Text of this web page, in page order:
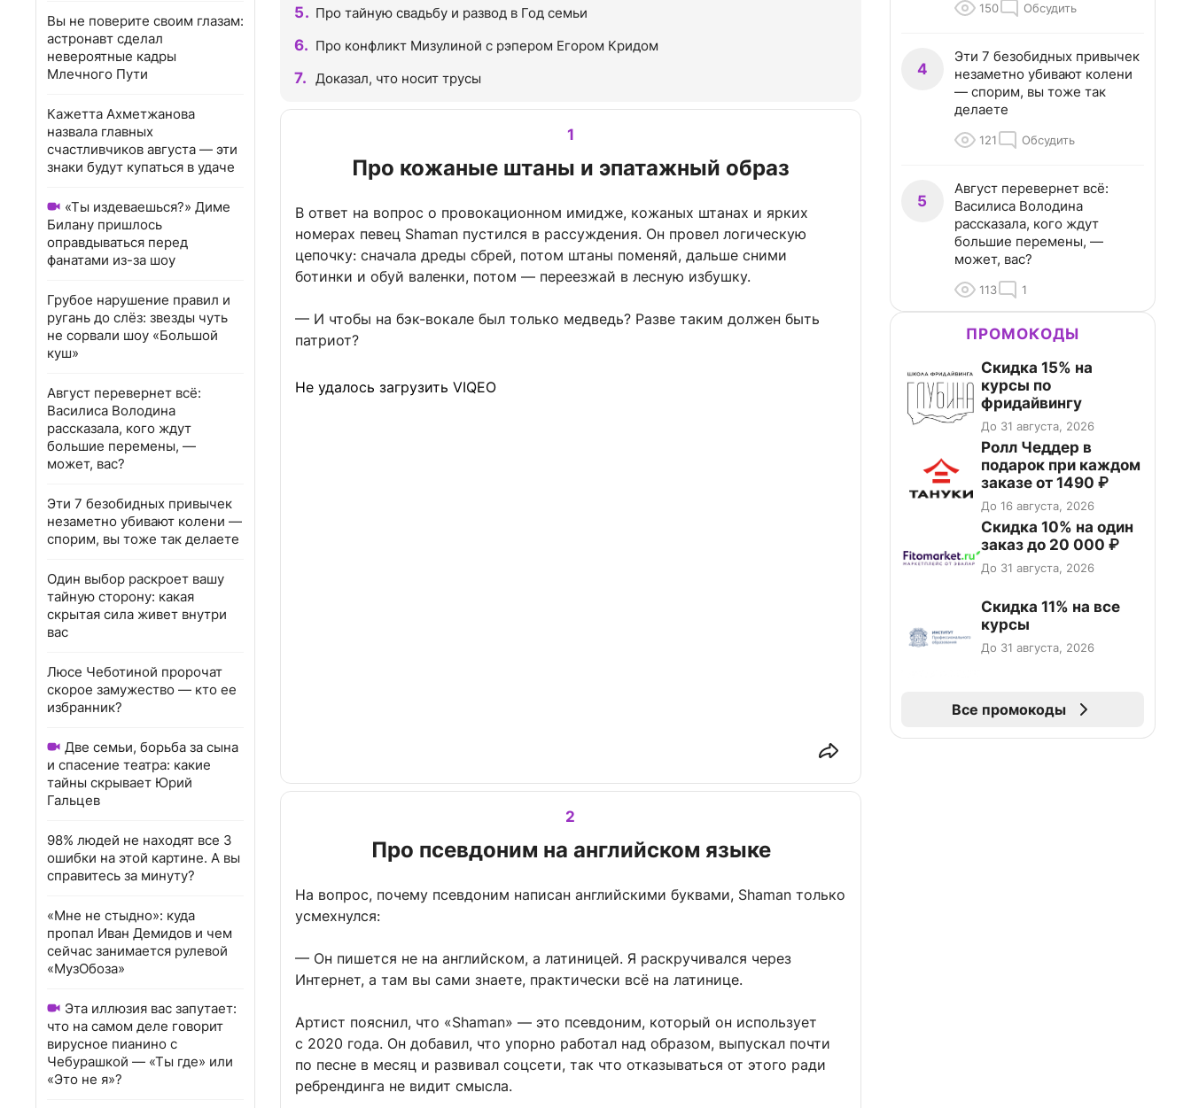
Вы не поверите своим глазам:
астронавт сделал
невероятные кадры
Млечного Пути
Кажетта Ахметжанова
назвала главных
счастливчиков августа — эти
знаки будут купаться в удаче
«Ты издеваешься?» Диме
Билану пришлось
оправдываться перед
фанатами из-за шоу
Грубое нарушение правил и
ругань до слёз: звезды чуть
не сорвали шоу «Большой
куш»
Август перевернет всё:
Василиса Володина
рассказала, кого ждут
большие перемены, —
может, вас?
Эти 7 безобидных привычек
незаметно убивают колени —
спорим, вы тоже так делаете
Один выбор раскроет вашу
тайную сторону: какая
скрытая сила живет внутри
вас
Люсе Чеботиной пророчат
скорое замужество — кто ее
избранник?
Две семьи, борьба за сына
и спасение театра: какие
тайны скрывает Юрий
Гальцев
98% людей не находят все 3
ошибки на этой картине. А вы
справитесь за минуту?
«Мне не стыдно»: куда
пропал Иван Демидов и чем
сейчас занимается рулевой
«МузОбоза»
Эта иллюзия вас запутает:
что на самом деле говорит
вирусное пианино с
Чебурашкой — «Ты где» или
«Это не я»?
Про тайную свадьбу и развод в Год семьи
Про конфликт Мизулиной с рэпером Егором Кридом
Доказал, что носит трусы
1
Про кожаные штаны и эпатажный образ
В ответ на вопрос о провокационном имидже, кожаных штанах и ярких
номерах певец Shaman пустился в рассуждения. Он провел логическую
цепочку: сначала дреды сбрей, потом штаны поменяй, дальше сними
ботинки и обуй валенки, потом — переезжай в лесную избушку.
— И чтобы на бэк-вокале был только медведь? Разве таким должен быть
патриот?
Не удалось загрузить VIQEO
2
Про псевдоним на английском языке
На вопрос, почему псевдоним написан английскими буквами, Shaman только
усмехнулся:
— Он пишется не на английском, а латиницей. Я раскручивался через
Интернет, а там вы сами знаете, практически всё на латинице.
Артист пояснил, что «Shaman» — это псевдоним, который он использует
с 2020 года. Он добавил, что упорно работал над образом, выпускал почти
по песне в месяц и развивал соцсети, так что отказываться от этого ради
ребрендинга не видит смысла.
150 Обсудить
4
Эти 7 безобидных привычек
незаметно убивают колени
— спорим, вы тоже так
делаете
121 Обсудить
5
Август перевернет всё:
Василиса Володина
рассказала, кого ждут
большие перемены, —
может, вас?
113 1
ПРОМОКОДЫ
Скидка 15% на
курсы по
фридайвингу
До 31 августа, 2026
Ролл Чеддер в
подарок при каждом
заказе от 1490 ₽
До 16 августа, 2026
Скидка 10% на один
заказ до 20 000 ₽
До 31 августа, 2026
Скидка 11% на все
курсы
До 31 августа, 2026
Все промокоды